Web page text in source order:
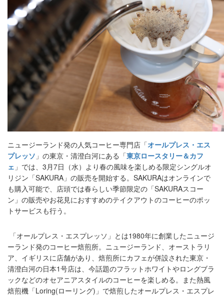
ニュージーランド発の人気コーヒー専門店「オールプレス・エス
プレッソ 」の東京・清澄白河にある「東京ロースタリー＆カフ
ェ 」では、3月7日（水）より春の風味を楽しめる限定シングルオ
リジン「SAKURA」の販売を開始する。SAKURAはオンラインで
も購入可能で、店頭では春らしい季節限定の「SAKURAスコー
ン」の販売やお花見におすすめのテイクアウトのコーヒーのポッ
トサービスも行う。
「オールプレス・エスプレッソ」とは1980年に創業したニュージ
ーランド発のコーヒー焙煎所。ニュージーランド、オーストラリ
ア、イギリスに店舗があり、焙煎所にカフェが併設された東京・
清澄白河の日本1号店は、今話題のフラットホワイトやロングブラ
ックなどのオセアニアスタイルのコーヒーを楽しめる。また熱風
焙煎機「Loring(ローリング)」で焙煎したオールプレス・エスプレ